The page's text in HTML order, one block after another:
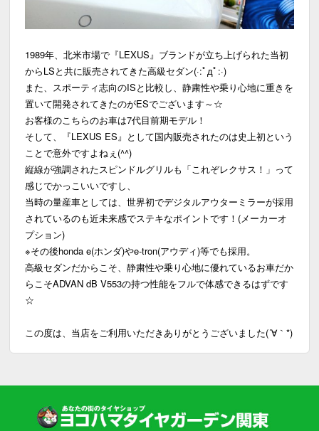
1989年、北米市場で『LEXUS』ブランドが立ち上げられた当初
からLSと共に販売されてきた高級セダン(·:ﾟдﾟ:·)
また、スポーティ志向のISと比較し、静粛性や乗り心地に重きを
置いて開発されてきたのがESでございます～☆
お客様のこちらのお車は7代目前期モデル！
そして、『LEXUS ES』として国内販売されたのは史上初という
ことで意外ですよねぇ(^^)
縦線が強調されたスピンドルグリルも「これぞレクサス！」って
感じでかっこいいですし、
当時の量産車としては、世界初でデジタルアウターミラーが採用
されているのも近未来感でステキなポイントです！(メーカーオ
プション)
※その後honda e(ホンダ)やe-tron(アウディ)等でも採用。
高級セダンだからこそ、静粛性や乗り心地に優れているお車だか
らこそADVAN dB V553の持つ性能をフルで体感できるはずです
☆
この度は、当店をご利用いただきありがとうございました(´∀｀*)